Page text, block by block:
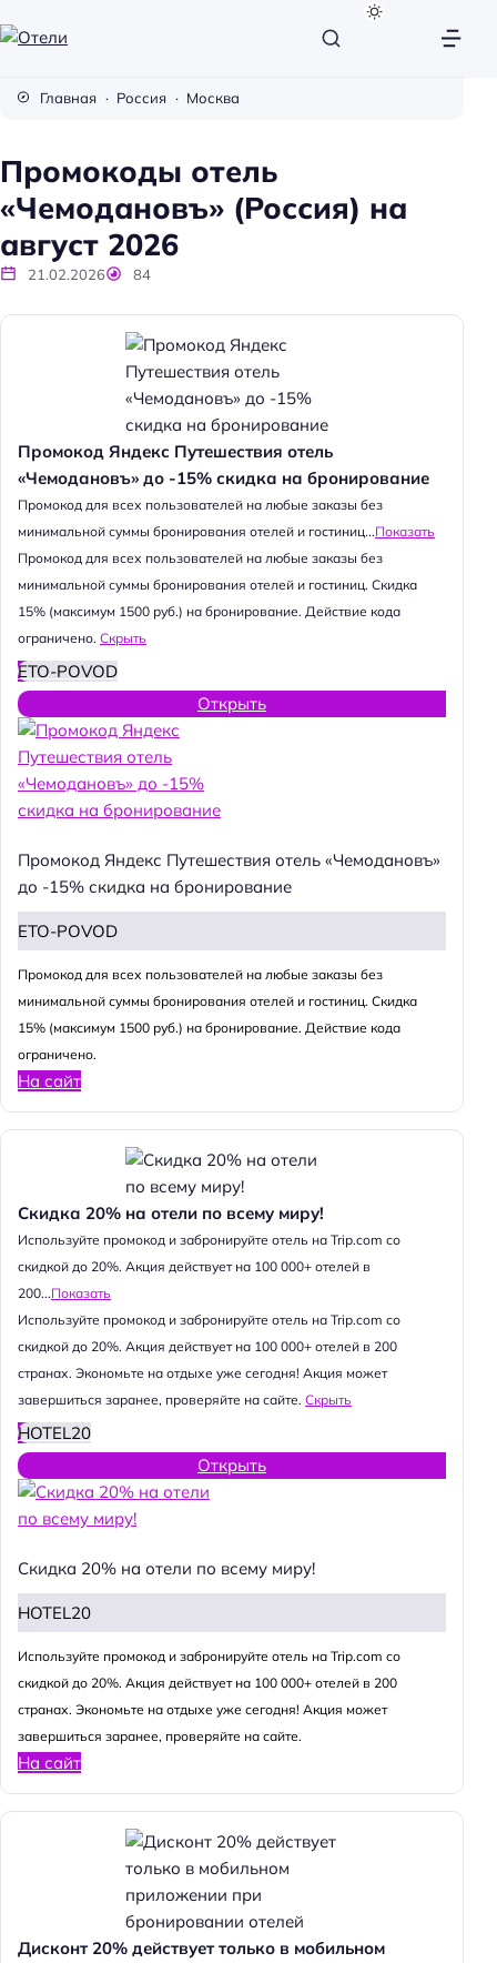
и
Главная Россия Москва
Промокоды отель
«Чемодановъ» (Россия) на
август 2026
21.02.2026 84
Промокод Яндекс Путешествия отель
«Чемодановъ» до -15% скидка на бронирование
Промокод для всех пользователей на любые заказы без
минимальной суммы бронирования отелей и гостиниц...Показать
Промокод для всех пользователей на любые заказы без
минимальной суммы бронирования отелей и гостиниц. Скидка
15% (максимум 1500 руб.) на бронирование. Действие кода
ограничено. Скрыть
ETO-POVOD
Открыть
Промокод Яндекс Путешествия отель «Чемодановъ»
до -15% скидка на бронирование
ETO-POVOD
Промокод для всех пользователей на любые заказы без
минимальной суммы бронирования отелей и гостиниц. Скидка
15% (максимум 1500 руб.) на бронирование. Действие кода
ограничено.
На сайт
Скидка 20% на отели по всему миру!
Используйте промокод и забронируйте отель на Trip.com со
скидкой до 20%. Акция действует на 100 000+ отелей в
200...Показать
Используйте промокод и забронируйте отель на Trip.com со
скидкой до 20%. Акция действует на 100 000+ отелей в 200
странах. Экономьте на отдыхе уже сегодня! Акция может
завершиться заранее, проверяйте на сайте. Скрыть
HOTEL20
Открыть
Скидка 20% на отели по всему миру!
HOTEL20
Используйте промокод и забронируйте отель на Trip.com со
скидкой до 20%. Акция действует на 100 000+ отелей в 200
странах. Экономьте на отдыхе уже сегодня! Акция может
завершиться заранее, проверяйте на сайте.
На сайт
Дисконт 20% действует только в мобильном